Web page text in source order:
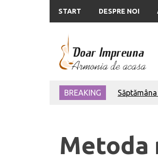
START DESPRE NOI
BREAKING
Bărbatul
Bărbatul –
Metoda